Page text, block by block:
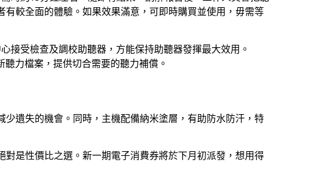
較全面的體驗。如果效果滿意，可即時購買並使用，毋需等
接受檢查及調校助聽器，方能保持助聽器發揮最大效用。
力檔案，提供切合需要的聽力補償。
遺失的機會。同時，主機配備納米塗層，有助防水防汗，特
是性價比之選。新一期電子消費券將於下月初派發，想用得